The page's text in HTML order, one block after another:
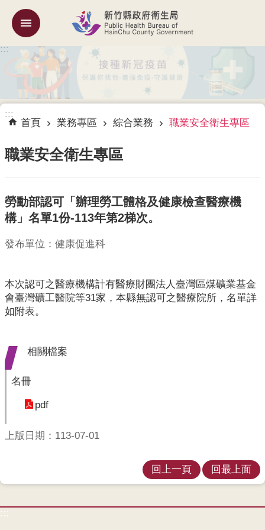
跳到主要內容區塊
機
簡
介
訊
公
告
務
專
人
員
區
題
區
便
服
務
府
訊
:::
:::
首頁 業務專區 綜合業務 職業安全衛生專區
職業安全衛生專區
勞動部認可「辦理勞工體格及健康檢查醫療機
構」名單1份-113年第2梯次。
發布單位：健康促進科
本次認可之醫療機構計有醫療財團法人臺灣區煤礦業基金
會臺灣礦工醫院等31家，本縣無認可之醫療院所，名單詳
如附表。
相關檔案
名冊
pdf
上版日期：113-07-01
回上一頁 回最上面
:::